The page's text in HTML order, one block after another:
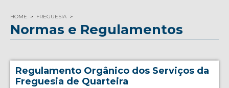
HOME FREGUESIA
Normas e Regulamentos
Regulamento Orgânico dos Serviços da
Freguesia de Quarteira